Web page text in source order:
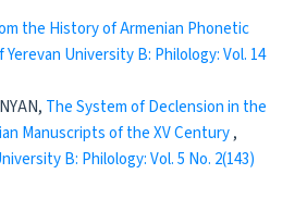
the History of Armenian Phonetic
University B: Philology: Vol. 14
The System of Declension in the
Manuscripts of the XV Century,
B: Philology: Vol. 5 No. 2(143)